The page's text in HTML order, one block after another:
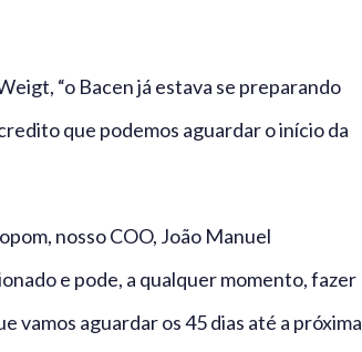
“o Bacen já estava se preparando
que podemos aguardar o início da
nosso COO, João Manuel
e pode, a qualquer momento, fazer
vamos aguardar os 45 dias até a próxima